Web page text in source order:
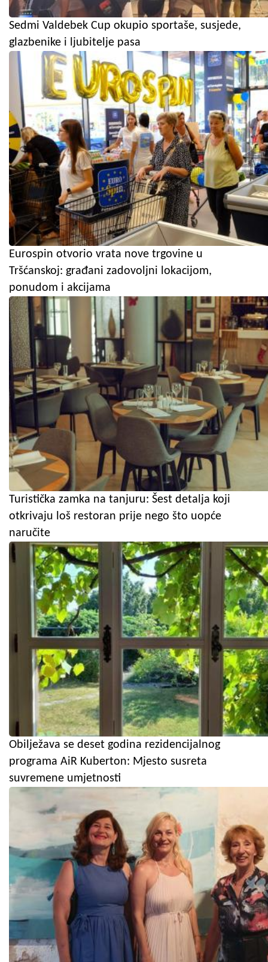
Sedmi Valdebek Cup okupio sportaše, susjede,
glazbenike i ljubitelje pasa
Eurospin otvorio vrata nove trgovine u
Tršćanskoj: građani zadovoljni lokacijom,
ponudom i akcijama
Turistička zamka na tanjuru: Šest detalja koji
otkrivaju loš restoran prije nego što uopće
naručite
Obilježava se deset godina rezidencijalnog
programa AiR Kuberton: Mjesto susreta
suvremene umjetnosti